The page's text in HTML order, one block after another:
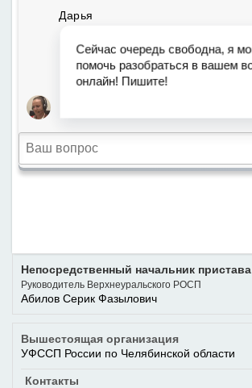
Непосредственный начальник пристава
Руководитель Верхнеуральского РОСП
Абилов Серик Фазылович
Вышестоящая организация
УФССП России по Челябинской области
Контакты